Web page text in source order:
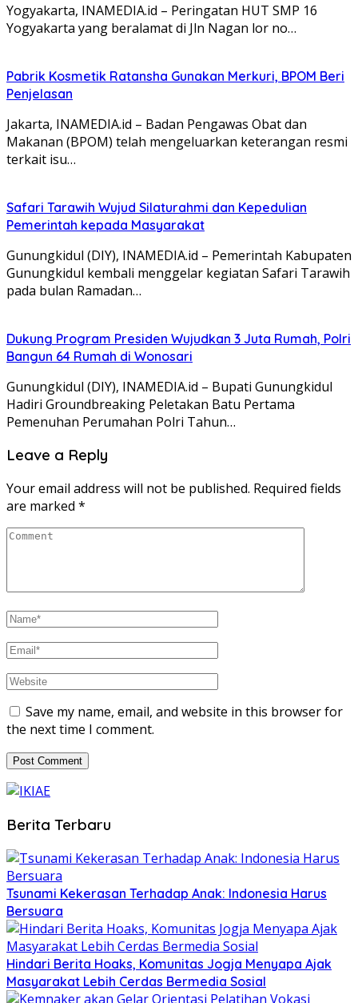
Yogyakarta, INAMEDIA.id – Peringatan HUT SMP 16
Yogyakarta yang beralamat di Jln Nagan lor no…
Pabrik Kosmetik Ratansha Gunakan Merkuri, BPOM Beri
Penjelasan
Jakarta, INAMEDIA.id – Badan Pengawas Obat dan
Makanan (BPOM) telah mengeluarkan keterangan resmi
terkait isu…
Safari Tarawih Wujud Silaturahmi dan Kepedulian
Pemerintah kepada Masyarakat
Gunungkidul (DIY), INAMEDIA.id – Pemerintah Kabupaten
Gunungkidul kembali menggelar kegiatan Safari Tarawih
pada bulan Ramadan…
Dukung Program Presiden Wujudkan 3 Juta Rumah, Polri
Bangun 64 Rumah di Wonosari
Gunungkidul (DIY), INAMEDIA.id – Bupati Gunungkidul
Hadiri Groundbreaking Peletakan Batu Pertama
Pemenuhan Perumahan Polri Tahun…
Leave a Reply
Your email address will not be published. Required fields
are marked *
Save my name, email, and website in this browser for
the next time I comment.
Berita Terbaru
Tsunami Kekerasan Terhadap Anak: Indonesia Harus
Bersuara
Hindari Berita Hoaks, Komunitas Jogja Menyapa Ajak
Masyarakat Lebih Cerdas Bermedia Sosial